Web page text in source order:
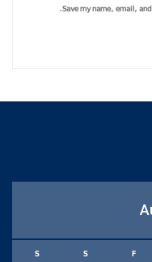
Save my name, email,
F
S
S